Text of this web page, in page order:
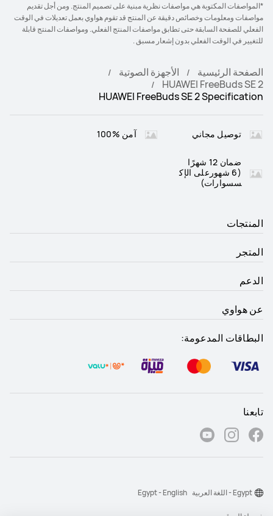
*المواصفات المكتوبة هي مواصفات نظرية مبنية على تصميم المنتج. ومن أجل تقديم
مواصفات ومعلومات وخصائص دقيقة عن المنتج قد تقوم هواوي بعمل تعديلات في الوقت
الفعلي للصفحة السابقة حتى تطابق مواصفات المنتج الفعلي. ومواصفات المنتج قابلة
للتغيير في الوقت الفعلي بدون إشعار مسبق .
الصفحة الرئيسية
الأجهزة الصوتية
HUAWEI FreeBuds SE 2
HUAWEI FreeBuds SE 2 Specification
توصيل مجاني آمن %100
ضمان 12 شهرًا
(6 شهورعلى الإك
سسوارات)
المنتجات
المتجر
الدعم
عن هواوي
البطاقات المدعومة:
تابعنا
Egypt - اللغة العربية Egypt - English